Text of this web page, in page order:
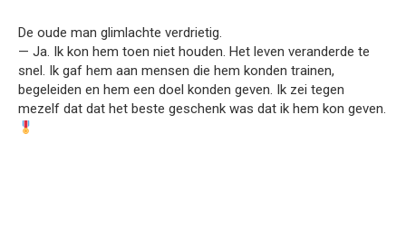
De oude man glimlachte verdrietig.
— Ja. Ik kon hem toen niet houden. Het leven veranderde te
snel. Ik gaf hem aan mensen die hem konden trainen,
begeleiden en hem een doel konden geven. Ik zei tegen
mezelf dat dat het beste geschenk was dat ik hem kon geven.